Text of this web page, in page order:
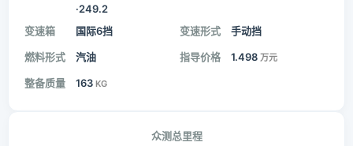
·249.2
变速箱 国际6挡 变速形式 手动挡
燃料形式 汽油 指导价格 1.498 万元
整备质量 163 KG
众测总里程